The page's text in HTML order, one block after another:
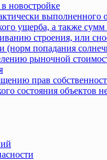
новостройке
выполненного
ущерба, а также сумм
строения, или
(норм попадания
рыночной
прав
состояния объектов